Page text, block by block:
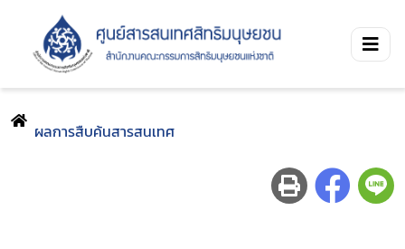
ผลการสืบค้นสารสนเทศ